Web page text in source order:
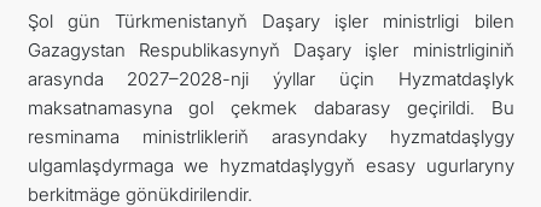
Şol gün Türkmenistanyň Daşary işler ministrligi bilen
Gazagystan Respublikasynyň Daşary işler ministrliginiň
arasynda 2027–2028-nji ýyllar üçin Hyzmatdaşlyk
maksatnamasyna gol çekmek dabarasy geçirildi. Bu
resminama ministrlikleriň arasyndaky hyzmatdaşlygy
ulgamlaşdyrmaga we hyzmatdaşlygyň esasy ugurlaryny
berkitmäge gönükdirilendir.